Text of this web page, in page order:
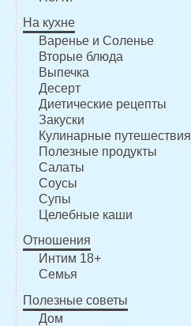
На кухне
Варенье и Соленье
Вторые блюда
Выпечка
Десерт
Диетические рецепты
Закуски
Кулинарные путешествия
Полезные продукты
Салаты
Соусы
Супы
Целебные каши
Отношения
Интим 18+
Семья
Полезные советы
Дом